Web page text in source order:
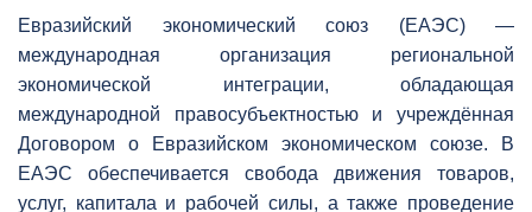
Евразийский экономический союз (ЕАЭС) —
международная организация региональной
экономической интеграции, обладающая
международной правосубъектностью и учреждённая
Договором о Евразийском экономическом союзе. В
ЕАЭС обеспечивается свобода движения товаров,
услуг, капитала и рабочей силы, а также проведение